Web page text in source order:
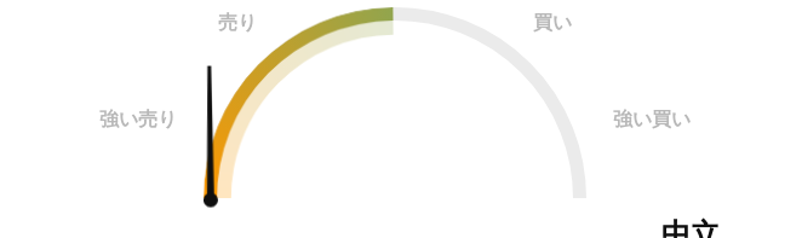
売り 買い
強い売り 強い買い